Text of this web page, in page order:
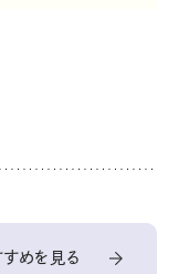
めを見る